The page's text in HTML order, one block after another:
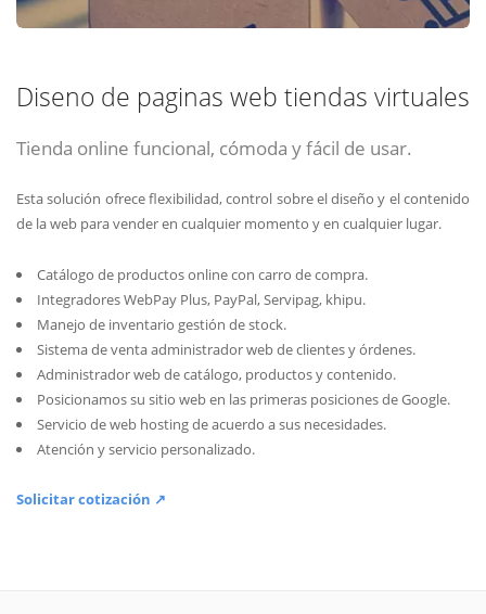
Diseno de paginas web tiendas virtuales
Tienda online funcional, cómoda y fácil de usar.
Esta solución ofrece flexibilidad, control sobre el diseño y el contenido
de la web para vender en cualquier momento y en cualquier lugar.
Catálogo de productos online con carro de compra.
Integradores WebPay Plus, PayPal, Servipag, khipu.
Manejo de inventario gestión de stock.
Sistema de venta administrador web de clientes y órdenes.
Administrador web de catálogo, productos y contenido.
Posicionamos su sitio web en las primeras posiciones de Google.
Servicio de web hosting de acuerdo a sus necesidades.
Atención y servicio personalizado.
Solicitar cotización ↗